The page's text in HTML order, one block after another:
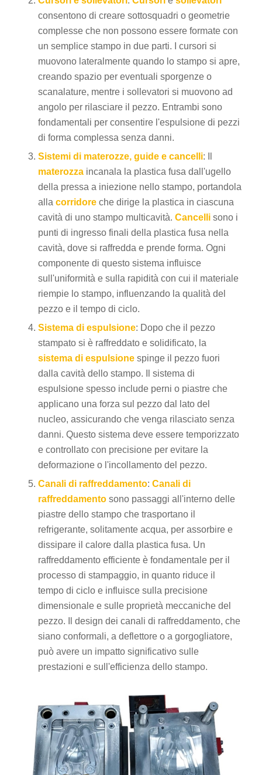
consentono di creare sottosquadri o geometrie
complesse che non possono essere formate con
un semplice stampo in due parti. I cursori si
muovono lateralmente quando lo stampo si apre,
creando spazio per eventuali sporgenze o
scanalature, mentre i sollevatori si muovono ad
angolo per rilasciare il pezzo. Entrambi sono
fondamentali per consentire l'espulsione di pezzi
di forma complessa senza danni.
Sistemi di materozze, guide e cancelli: Il
materozzaincanala la plastica fusa dall'ugello
della pressa a iniezione nello stampo, portandola
alla corridoreche dirige la plastica in ciascuna
cavità di uno stampo multicavità. Cancellisono i
punti di ingresso finali della plastica fusa nella
cavità, dove si raffredda e prende forma. Ogni
componente di questo sistema influisce
sull'uniformità e sulla rapidità con cui il materiale
riempie lo stampo, influenzando la qualità del
pezzo e il tempo di ciclo.
Sistema di espulsione: Dopo che il pezzo
stampato si è raffreddato e solidificato, la
sistema di espulsionespinge il pezzo fuori
dalla cavità dello stampo. Il sistema di
espulsione spesso include perni o piastre che
applicano una forza sul pezzo dal lato del
nucleo, assicurando che venga rilasciato senza
danni. Questo sistema deve essere temporizzato
e controllato con precisione per evitare la
deformazione o l'incollamento del pezzo.
Canali di raffreddamento: Canali di
raffreddamentosono passaggi all'interno delle
piastre dello stampo che trasportano il
refrigerante, solitamente acqua, per assorbire e
dissipare il calore dalla plastica fusa. Un
raffreddamento efficiente è fondamentale per il
processo di stampaggio, in quanto riduce il
tempo di ciclo e influisce sulla precisione
dimensionale e sulle proprietà meccaniche del
pezzo. Il design dei canali di raffreddamento, che
siano conformali, a deflettore o a gorgogliatore,
può avere un impatto significativo sulle
prestazioni e sull'efficienza dello stampo.